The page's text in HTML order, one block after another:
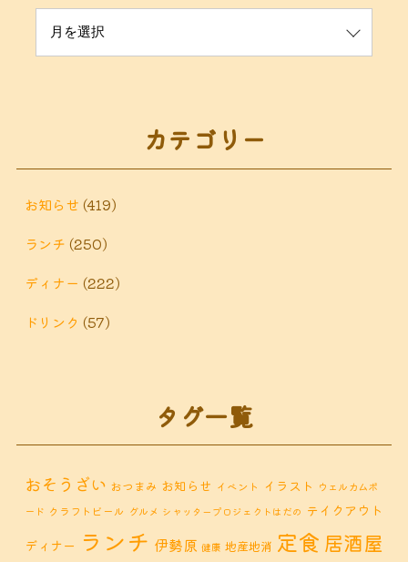
カテゴリー
お知らせ (419)
ランチ (250)
ディナー (222)
ドリンク (57)
タグ一覧
おそうざい おつまみ お知らせ イベント イラスト ウェルカムボ
ード クラフトビール グルメ シャッタープロジェクトはだの テイクアウト
ディナー ランチ 伊勢原 健康 地産地消 定食 居酒屋